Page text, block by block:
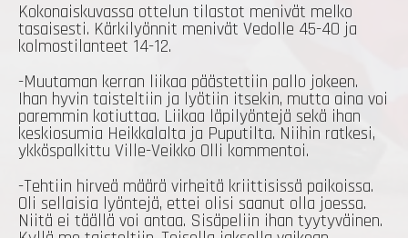
Kokonaiskuvassa ottelun tilastot menivät melko
tasaisesti. Kärkilyönnit menivät Vedolle 45-40 ja
kolmostilanteet 14-12.
-Muutaman kerran liikaa päästettiin pallo jokeen.
Ihan hyvin taisteltiin ja lyötiin itsekin, mutta aina voi
paremmin kotiuttaa. Liikaa läpilyöntejä sekä ihan
keskiosumia Heikkalalta ja Puputilta. Niihin ratkesi,
ykköspalkittu Ville-Veikko Olli kommentoi.
-Tehtiin hirveä määrä virheitä kriittisissä paikoissa.
Oli sellaisia lyöntejä, ettei olisi saanut olla joessa.
Niitä ei täällä voi antaa. Sisäpeliin ihan tyytyväinen.